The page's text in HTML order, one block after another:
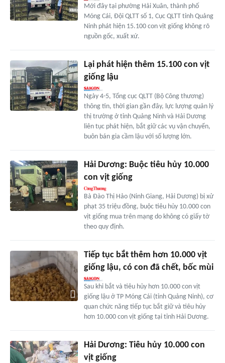
Mới đây tại phường Hải Xuân, thành phố
Móng Cái, Đội QLTT số 1, Cục QLTT tỉnh Quảng
Ninh phát hiện 15.100 con vịt giống không rõ
nguồn gốc, xuất xứ.
Lại phát hiện thêm 15.100 con vịt
giống lậu
Ngày 4-5, Tổng cục QLTT (Bộ Công thương)
thông tin, thời gian gần đây, lực lượng quản lý
thị trường ở tỉnh Quảng Ninh và Hải Dương
liên tục phát hiện, bắt giữ các vụ vận chuyển,
buôn bán gia cầm lậu với số lượng lớn.
Hải Dương: Buộc tiêu hủy 10.000
con vịt giống
Bà Đào Thị Hảo (Ninh Giang, Hải Dương) bị xử
phạt 35 triệu đồng, buộc tiêu hủy 10.000 con
vịt giống mua trên mạng do không có giấy tờ
theo quy định.
Tiếp tục bắt thêm hơn 10.000 vịt
giống lậu, có con đã chết, bốc mùi
Sau khi bắt và tiêu hủy hơn 10.000 con vịt
giống lậu ở TP Móng Cái (tỉnh Quảng Ninh), cơ
quan chức năng tiếp tục bắt giữ và tiêu hủy
hơn 10.000 con vịt giống tại tỉnh Hải Dương.
Hải Dương: Tiêu hủy 10.000 con
vịt giống